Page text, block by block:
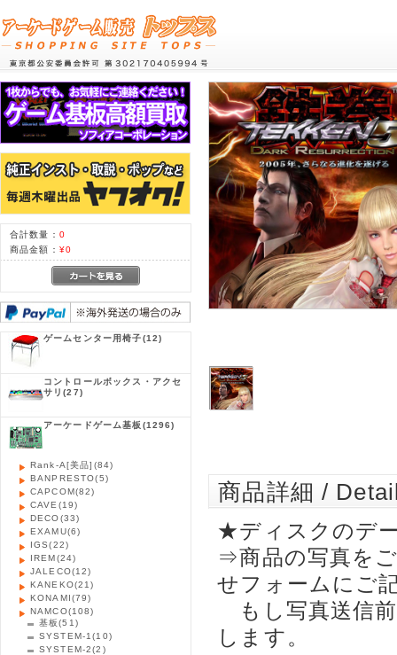
合計数量： 0
商品金額： ¥0
ゲームセンター用椅子(12)
コントロールボックス・アクセ
サリ(27)
アーケードゲーム基板 (1296)
Rank-A[美品] (84)
BANPRESTO(5)
CAPCOM(82)
CAVE (19)
DECO(33)
EXAMU(6)
IGS(22)
IREM(24)
JALECO(12)
KANEKO(21)
KONAMI(79)
NAMCO(108)
基板(51)
SYSTEM-1(10)
SYSTEM-2(2)
商品詳細 /
★ディスクのデ
⇒商品の写真を
せフォームにご
もし写真送信
します。